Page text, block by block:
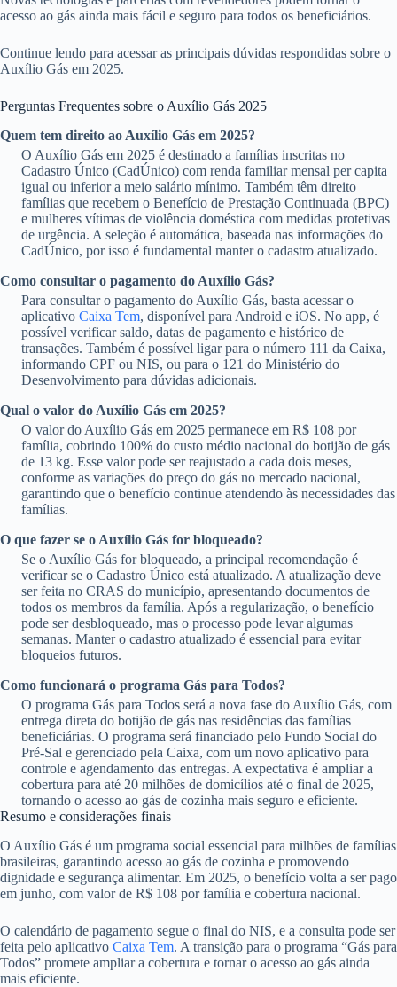
acesso ao gás ainda mais fácil e seguro para todos os beneficiários.
Continue lendo para acessar as principais dúvidas respondidas sobre o
Auxílio Gás em 2025.
Perguntas Frequentes sobre o Auxílio Gás 2025
Quem tem direito ao Auxílio Gás em 2025?
O Auxílio Gás em 2025 é destinado a famílias inscritas no
Cadastro Único (CadÚnico) com renda familiar mensal per capita
igual ou inferior a meio salário mínimo. Também têm direito
famílias que recebem o Benefício de Prestação Continuada (BPC)
e mulheres vítimas de violência doméstica com medidas protetivas
de urgência. A seleção é automática, baseada nas informações do
CadÚnico, por isso é fundamental manter o cadastro atualizado.
Como consultar o pagamento do Auxílio Gás?
Para consultar o pagamento do Auxílio Gás, basta acessar o
aplicativo Caixa Tem, disponível para Android e iOS. No app, é
possível verificar saldo, datas de pagamento e histórico de
transações. Também é possível ligar para o número 111 da Caixa,
informando CPF ou NIS, ou para o 121 do Ministério do
Desenvolvimento para dúvidas adicionais.
Qual o valor do Auxílio Gás em 2025?
O valor do Auxílio Gás em 2025 permanece em R$ 108 por
família, cobrindo 100% do custo médio nacional do botijão de gás
de 13 kg. Esse valor pode ser reajustado a cada dois meses,
conforme as variações do preço do gás no mercado nacional,
garantindo que o benefício continue atendendo às necessidades das
famílias.
O que fazer se o Auxílio Gás for bloqueado?
Se o Auxílio Gás for bloqueado, a principal recomendação é
verificar se o Cadastro Único está atualizado. A atualização deve
ser feita no CRAS do município, apresentando documentos de
todos os membros da família. Após a regularização, o benefício
pode ser desbloqueado, mas o processo pode levar algumas
semanas. Manter o cadastro atualizado é essencial para evitar
bloqueios futuros.
Como funcionará o programa Gás para Todos?
O programa Gás para Todos será a nova fase do Auxílio Gás, com
entrega direta do botijão de gás nas residências das famílias
beneficiárias. O programa será financiado pelo Fundo Social do
Pré-Sal e gerenciado pela Caixa, com um novo aplicativo para
controle e agendamento das entregas. A expectativa é ampliar a
cobertura para até 20 milhões de domicílios até o final de 2025,
tornando o acesso ao gás de cozinha mais seguro e eficiente.
Resumo e considerações finais
O Auxílio Gás é um programa social essencial para milhões de famílias
brasileiras, garantindo acesso ao gás de cozinha e promovendo
dignidade e segurança alimentar. Em 2025, o benefício volta a ser pago
em junho, com valor de R$ 108 por família e cobertura nacional.
O calendário de pagamento segue o final do NIS, e a consulta pode ser
feita pelo aplicativo Caixa Tem. A transição para o programa “Gás para
Todos” promete ampliar a cobertura e tornar o acesso ao gás ainda
mais eficiente.